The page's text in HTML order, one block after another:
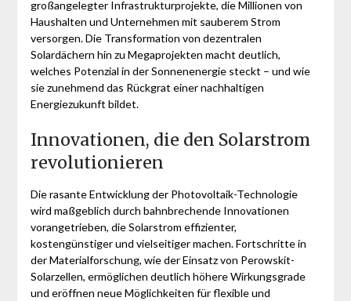
großangelegter Infrastrukturprojekte, die Millionen von
Haushalten und Unternehmen mit sauberem Strom
versorgen. Die Transformation von dezentralen
Solardächern hin zu Megaprojekten macht deutlich,
welches Potenzial in der Sonnenenergie steckt – und wie
sie zunehmend das Rückgrat einer nachhaltigen
Energiezukunft bildet.
Innovationen, die den Solarstrom
revolutionieren
Die rasante Entwicklung der Photovoltaik-Technologie
wird maßgeblich durch bahnbrechende Innovationen
vorangetrieben, die Solarstrom effizienter,
kostengünstiger und vielseitiger machen. Fortschritte in
der Materialforschung, wie der Einsatz von Perowskit-
Solarzellen, ermöglichen deutlich höhere Wirkungsgrade
und eröffnen neue Möglichkeiten für flexible und